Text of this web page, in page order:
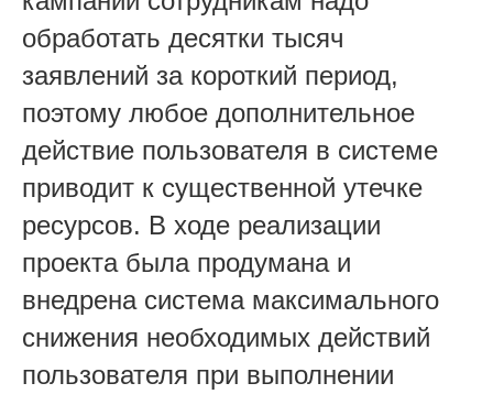
обработать десятки тысяч
заявлений за короткий период,
поэтому любое дополнительное
действие пользователя в системе
приводит к существенной утечке
ресурсов. В ходе реализации
проекта была продумана и
внедрена система максимального
снижения необходимых действий
пользователя при выполнении